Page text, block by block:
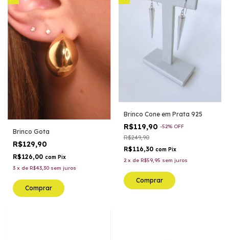
Brinco Gota
R$129,90
R$126,00 com Pix
3 x de R$43,30 sem juros
Comprar
Brinco Cone em Prata 925
R$119,90 -52% OFF
R$249,90
R$116,30 com Pix
2 x de R$59,95 sem juros
Comprar